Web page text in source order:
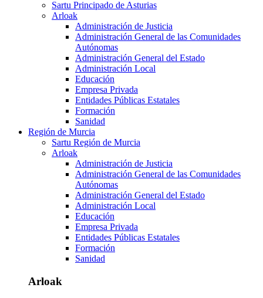
Sartu Principado de Asturias
Arloak
Administración de Justicia
Administración General de las Comunidades
Autónomas
Administración General del Estado
Administración Local
Educación
Empresa Privada
Entidades Públicas Estatales
Formación
Sanidad
Región de Murcia
Sartu Región de Murcia
Arloak
Administración de Justicia
Administración General de las Comunidades
Autónomas
Administración General del Estado
Administración Local
Educación
Empresa Privada
Entidades Públicas Estatales
Formación
Sanidad
Arloak